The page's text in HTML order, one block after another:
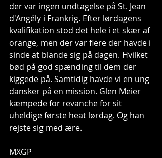
der var ingen undtagelse på St. Jean
d'Angély i Frankrig. Efter lørdagens
kvalifikation stod det hele i et skær af
orange, men der var flere der havde i
sinde at blande sig på dagen. Hvilket
bød på god spænding til dem der
kiggede på. Samtidig havde vi en ung
dansker på en mission. Glen Meier
kæmpede for revanche for sit
uheldige første heat lørdag. Og han
rejste sig med ære.
MXGP